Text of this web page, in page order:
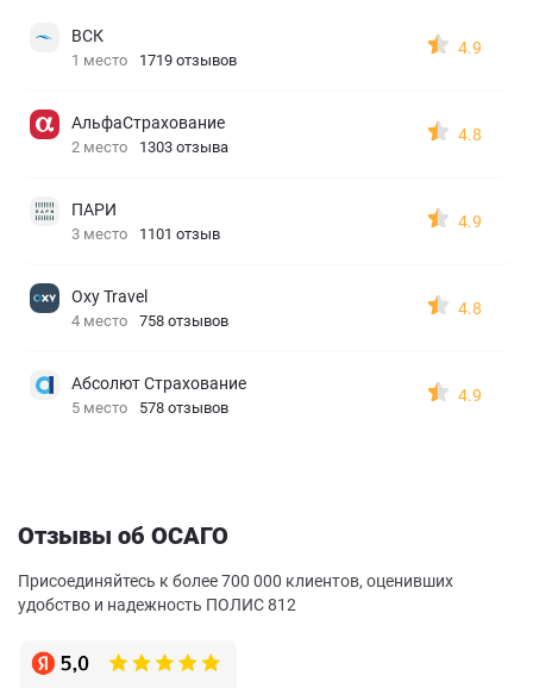
ВСК
1 место 1719 отзывов
4.9
АльфаСтрахование
2 место 1303 отзыва
4.8
ПАРИ
3 место 1101 отзыв
4.9
Oxy Travel
4 место 758 отзывов
4.8
Абсолют Страхование
5 место 578 отзывов
4.9
Отзывы об ОСАГО
Присоединяйтесь к более 700 000 клиентов, оценивших
удобство и надежность ПОЛИС 812